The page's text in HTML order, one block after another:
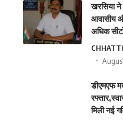
खरसिया ने
आवासीय
अधिक
डीएमएफ
मिली नई